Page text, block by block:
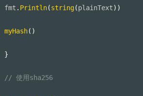
fmt . Println(string(plainText) )
myHash( )
}
// 使用sha256